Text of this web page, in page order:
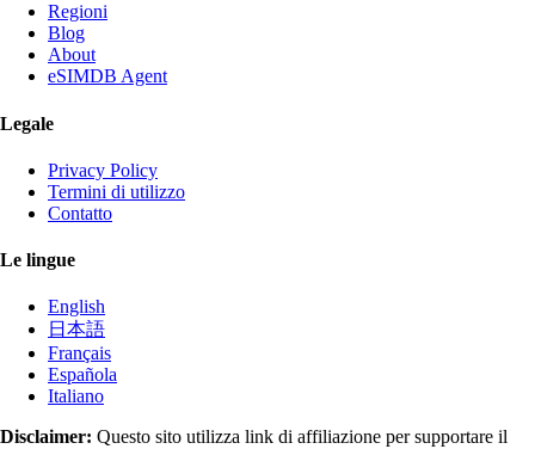
Regioni
Blog
About
eSIMDB Agent
Legale
Privacy Policy
Termini di utilizzo
Contatto
Le lingue
English
日本語
Français
Española
Italiano
Disclaimer: Questo sito utilizza link di affiliazione per supportare il